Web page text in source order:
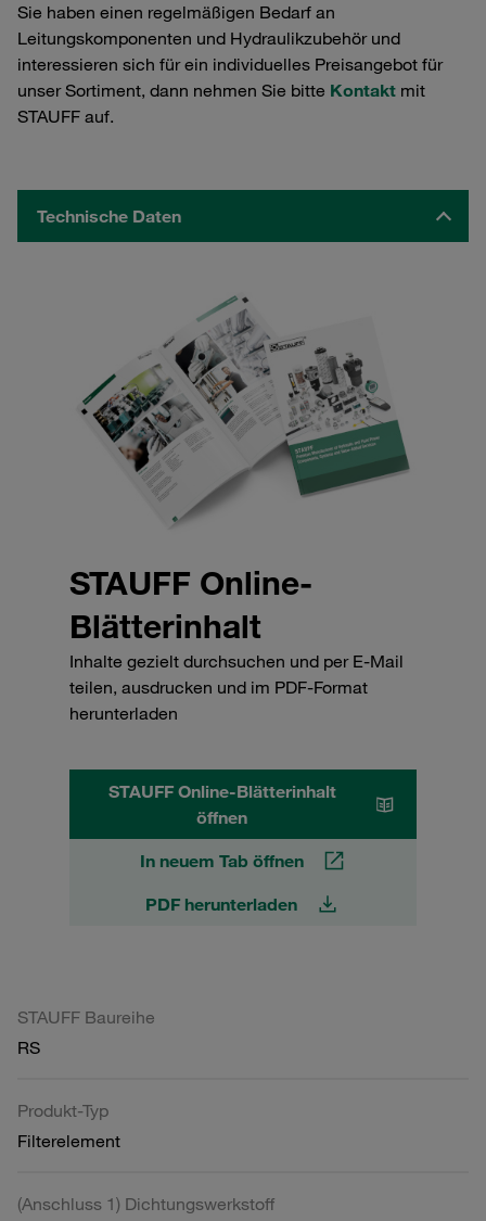
Sie haben einen regelmäßigen Bedarf an
Leitungskomponenten und Hydraulikzubehör und
interessieren sich für ein individuelles Preisangebot für
unser Sortiment, dann nehmen Sie bitte Kontakt mit
STAUFF auf.
Technische Daten
STAUFF Online-
Blätterinhalt
Inhalte gezielt durchsuchen und per E-Mail
teilen, ausdrucken und im PDF-Format
herunterladen
STAUFF Online-Blätterinhalt
öffnen
In neuem Tab öffnen
PDF herunterladen
STAUFF Baureihe
RS
Produkt-Typ
Filterelement
(Anschluss 1) Dichtungswerkstoff